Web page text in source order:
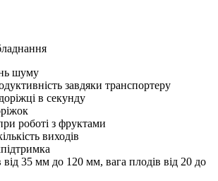
шуму
завдяки транспортеру
в секунду
роботі з фруктами
виходів
від 35 мм до 120 мм, вага плодів від 20 до